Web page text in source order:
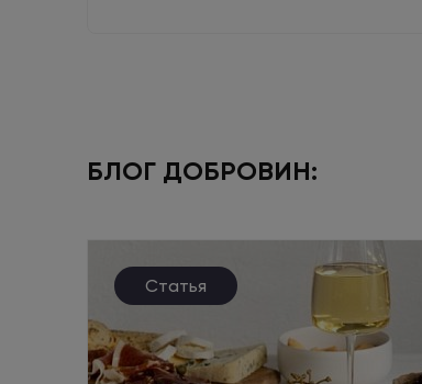
БЛОГ ДОБРОВИН:
Статья